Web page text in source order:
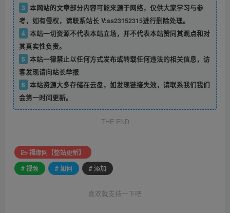
3 本网站的文章部分内容可能来源于网络，仅供大家学习与参
考，如有侵权，请联系站长 V:ss23152315进行删除处理。
4 本站一切资源不代表本站立场，并不代表本站赞同其观点和对
其真实性负责。
5 本站一律禁止以任何方式发布或转载任何违法的相关信息，访
客发现请向站长举报
6 本站资源大多存储在云盘，如发现链接失效，请联系我们我们
会第一时间更新。
THE END
福缘网【整站更新】
# 视频
# 如何 # 添加
喜欢就支持一下吧